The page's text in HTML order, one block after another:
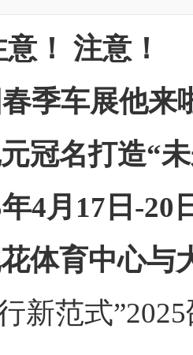
！ 注意！
春季车展他来
冠名打造“
4月17日-20
体育中心与